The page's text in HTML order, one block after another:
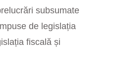
subsumate
de legislația
fiscală și